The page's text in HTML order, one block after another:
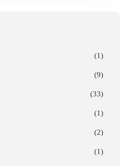
(1)
(9)
(33)
(1)
(2)
(1)